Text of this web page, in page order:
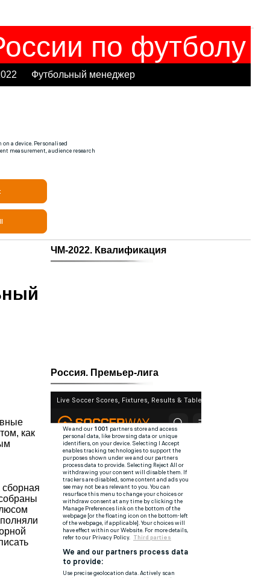
по футболу
Футбольный менеджер
как
ЧМ-2022. Квалификация
Россия. Премьер-лига